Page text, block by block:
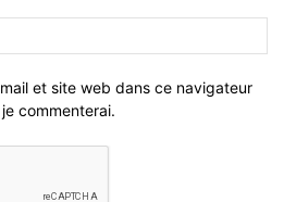
et site web dans ce navigateur
commenterai.